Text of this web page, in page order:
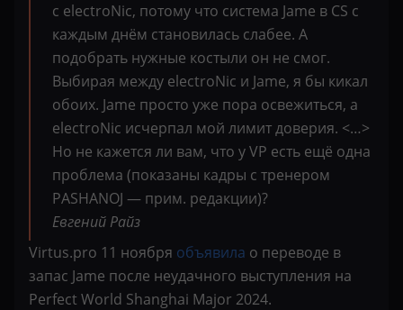
с electroNic, потому что система Jame в CS с
каждым днём становилась слабее. А
подобрать нужные костыли он не смог.
Выбирая между electroNic и Jame, я бы кикал
обоих. Jame просто уже пора освежиться, а
electroNic исчерпал мой лимит доверия. <…>
Но не кажется ли вам, что у VP есть ещё одна
проблема (показаны кадры с тренером
PASHANOJ — прим. редакции)?
Евгений Райз
Virtus.pro 11 ноября объявила о переводе в
запас Jame после неудачного выступления на
Perfect World Shanghai Major 2024.